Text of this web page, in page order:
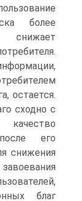
более
остается.
сходно с
его
снижения
благ